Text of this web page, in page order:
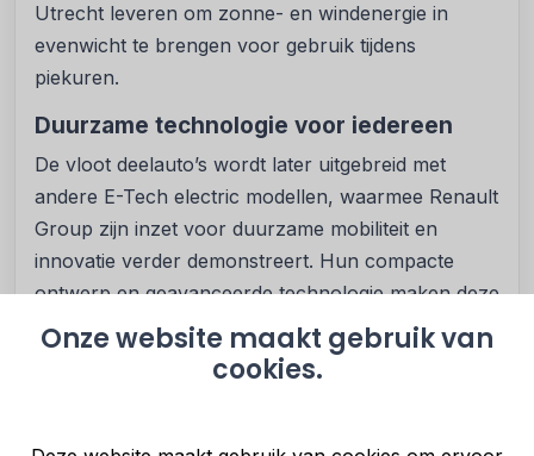
Onze website maakt gebruik van
cookies.
Utrecht leveren om zonne- en windenergie in
evenwicht te brengen voor gebruik tijdens
piekuren.
Duurzame technologie voor iedereen
De vloot deelauto’s wordt later uitgebreid met
andere E-Tech electric modellen, waarmee Renault
Group zijn inzet voor duurzame mobiliteit en
innovatie verder demonstreert. Hun compacte
ontwerp en geavanceerde technologie maken deze
modellen ideaal voor autodeeloplossingen in
steden die overstappen op duurzamere